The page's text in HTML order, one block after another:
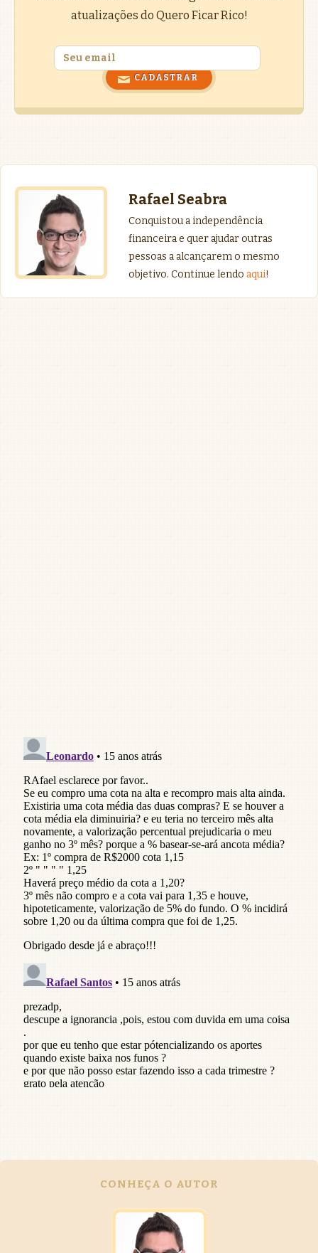
atualizações do Quero Ficar Rico!
Rafael Seabra
Conquistou a independência
financeira e quer ajudar outras
pessoas a alcançarem o mesmo
objetivo. Continue lendo aqui!
CONHEÇA O AUTOR